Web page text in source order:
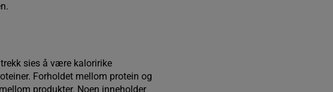
sies å være kaloririke
Forholdet mellom protein og
produkter. Noen inneholder